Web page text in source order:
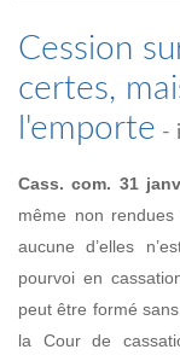
Cession
certes,
l'emporte -
Cass. com. 31
même non
aucune d’elles
pourvoi en
peut être formé
la Cour de